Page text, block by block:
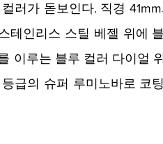
러가 돋보인다. 직경
테인리스 스틸 베젤 위에
이루는 블루 컬러 다이얼
급의 슈퍼 루미노바로 코